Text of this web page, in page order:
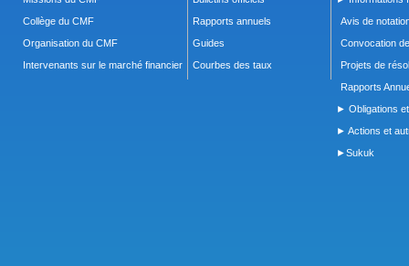
Collège du CMF
Organisation du CMF
Intervenants sur le marché financier
Rapports annuels
Guides
Courbes des taux
Avis de
Convocation
Projets de
Rapports
► Obligations
► Actions et
►Sukuk